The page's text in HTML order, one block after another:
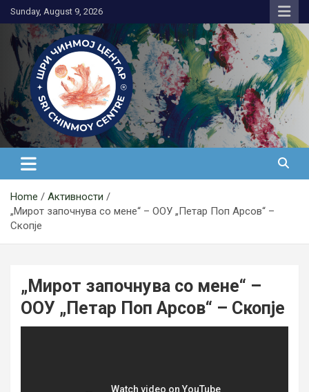
Skip
to
content
Sunday, August 9, 2026
Медитација
Home
Активности
„Мирот започнува со мене“ – ООУ „Петар Поп Арсов“ –
Скопје
„Мирот започнува со мене“ –
ООУ „Петар Поп Арсов“ – Скопје